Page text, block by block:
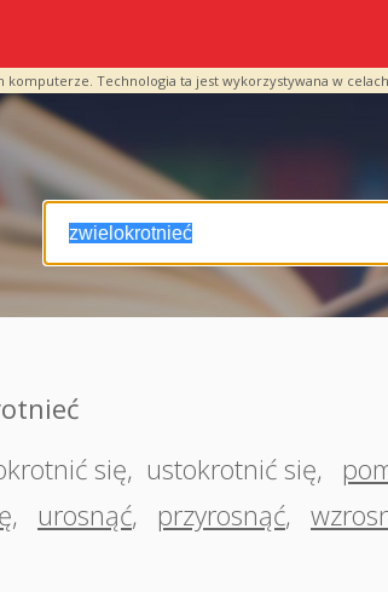
Technologia ta jest wykorzystywana w
się, ustokrotnić się,
, urosnąć, przyrosnąć,